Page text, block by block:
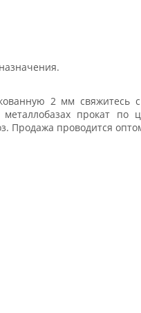
2 мм
прокат по
Продажа проводится